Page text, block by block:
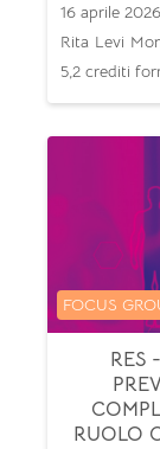
16 aprile
Rita Levi
5,2 crediti
RES
RUOLO
Categoria di
FOCUS